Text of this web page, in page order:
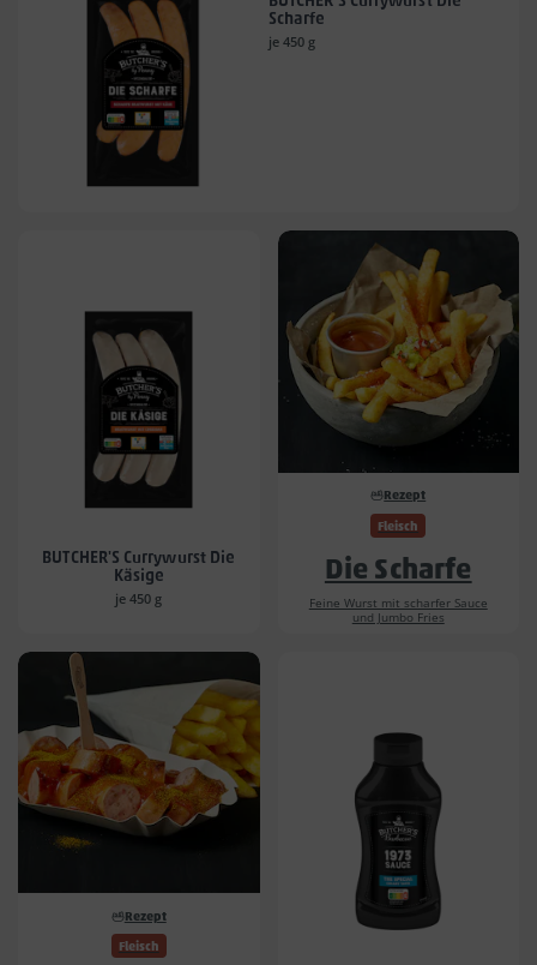
Scharfe
je 450 g
BUTCHER'S Currywurst Die
Käsige
je 450 g
Rezept
Fleisch
Die Scharfe
Feine Wurst mit scharfer Sauce
und Jumbo Fries
Rezept
Fleisch